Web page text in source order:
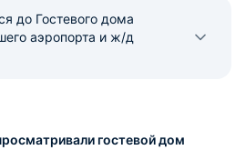
до Гостевого дома
аэропорта и ж/д
гостевой дом